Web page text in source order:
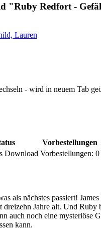
"Ruby Redfort -
Lauren
- wird in neuem Tab
Vorbestellungen
Download Vorbestellungen: 0
als nächstes passiert!
Jahre alt. Und
auch noch eine mysteriöse
kann.